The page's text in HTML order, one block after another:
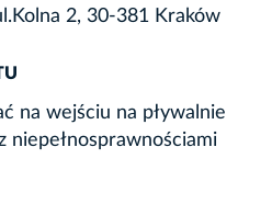
2, 30-381 Kraków
na wejściu na pływalnie
niepełnosprawnościami